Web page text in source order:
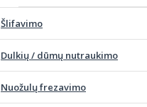
Šlifavimo
Dulkių / dūmų nutraukimo
Nuožulų frezavimo